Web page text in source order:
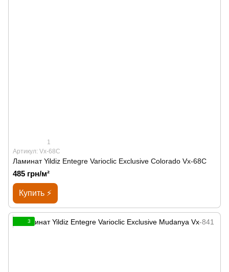
1
Артикул: Vx-68C
Ламинат Yildiz Entegre Varioclic Exclusive Сolorado Vx-68C
485 грн/м²
Купить ⚡
3